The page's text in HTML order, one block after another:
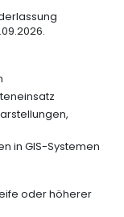
in GIS-Systemen
oder höherer